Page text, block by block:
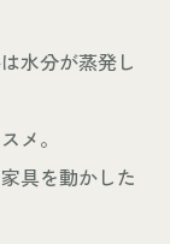
水分が蒸発し
メ。
具を動かした